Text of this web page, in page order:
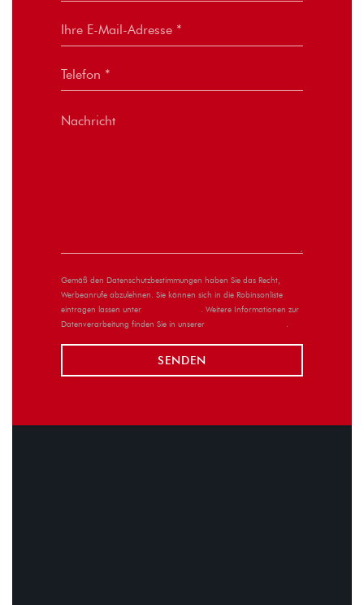
Gemäß den Datenschutzbestimmungen haben Sie das Recht,
Werbeanrufe abzulehnen. Sie können sich in die Robinsonliste
eintragen lassen unter
. Weitere Informationen zur
Datenverarbeitung finden Sie in unserer
.